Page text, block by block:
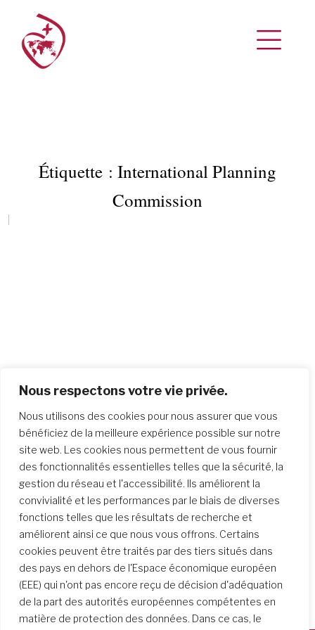
Nous respectons votre vie privée.
Nous utilisons des cookies pour nous assurer que vous
bénéficiez de la meilleure expérience possible sur notre
site web. Les cookies nous permettent de vous fournir
des fonctionnalités essentielles telles que la sécurité, la
gestion du réseau et l'accessibilité. Ils améliorent la
convivialité et les performances par le biais de diverses
fonctions telles que les résultats de recherche et
améliorent ainsi ce que nous vous offrons. Certains
cookies peuvent être traités par des tiers situés dans
des pays en dehors de l'Espace économique européen
(EEE) qui n'ont pas encore reçu de décision d'adéquation
de la part des autorités européennes compétentes en
matière de protection des données. Dans ce cas, le
Étiquette : International Planning
Commission